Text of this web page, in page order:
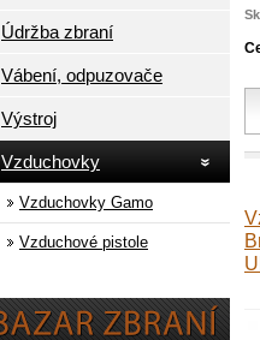
Údržba zbraní
Vábení, odpuzovače
Výstroj
Vzduchovky
Vzduchovky Gamo
Vzduchové pistole